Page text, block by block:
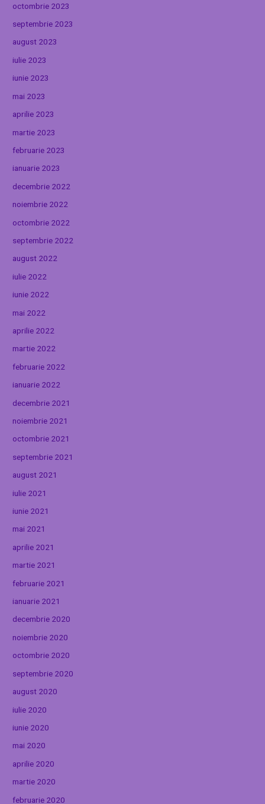
octombrie 2023
septembrie 2023
august 2023
iulie 2023
iunie 2023
mai 2023
aprilie 2023
martie 2023
februarie 2023
ianuarie 2023
decembrie 2022
noiembrie 2022
octombrie 2022
septembrie 2022
august 2022
iulie 2022
iunie 2022
mai 2022
aprilie 2022
martie 2022
februarie 2022
ianuarie 2022
decembrie 2021
noiembrie 2021
octombrie 2021
septembrie 2021
august 2021
iulie 2021
iunie 2021
mai 2021
aprilie 2021
martie 2021
februarie 2021
ianuarie 2021
decembrie 2020
noiembrie 2020
octombrie 2020
septembrie 2020
august 2020
iulie 2020
iunie 2020
mai 2020
aprilie 2020
martie 2020
februarie 2020